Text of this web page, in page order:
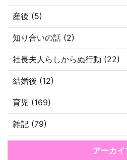
産後 (5)
知り合いの話 (2)
社長夫人らしからぬ行動 (22)
結婚後 (12)
育児 (169)
雑記 (79)
アーカイ